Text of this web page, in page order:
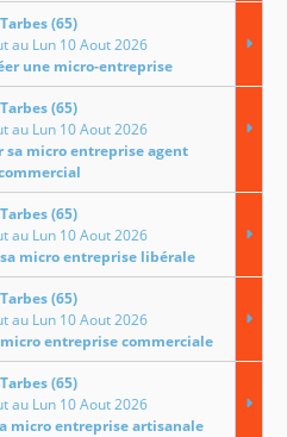
Tarbes (65)
au Lun 10 Aout 2026
une micro-entreprise
Tarbes (65)
au Lun 10 Aout 2026
sa micro entreprise agent
Tarbes (65)
au Lun 10 Aout 2026
micro entreprise libérale
Tarbes (65)
au Lun 10 Aout 2026
entreprise commerciale
Tarbes (65)
au Lun 10 Aout 2026
micro entreprise artisanale